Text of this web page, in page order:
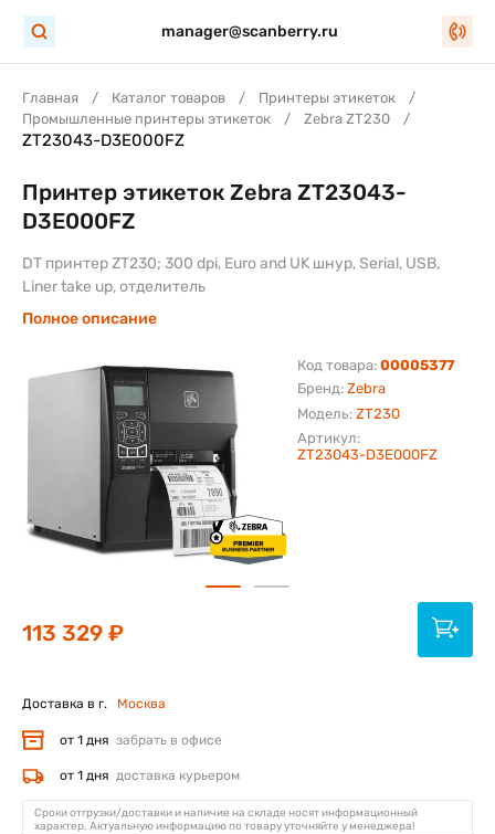
manager@scanberry.ru
Главная Каталог товаров
Принтеры этикеток
Промышленные принтеры этикеток
Zebra ZT230
ZT23043-D3E000FZ
Бренд: Zebra
Модель: ZT230
Код товара: 00005377
Артикул:
ZT23043-D3E000FZ
Принтер этикеток Zebra ZT23043-
D3E000FZ
DT принтер ZT230; 300 dpi, Euro and UK шнур, Serial, USB,
Liner take up, отделитель
Полное описание
113 329 ₽
Доставка в г. Москва
от 1 дня забрать в офисе
от 1 дня доставка курьером
Сроки отгрузки/доставки и наличие на складе носят информационный
характер. Актуальную информацию по товару уточняйте у менеджера!